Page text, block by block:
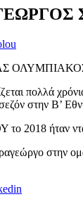
ΑΣ
πολλά χρόνια
σεζόν στην
ήταν
στην